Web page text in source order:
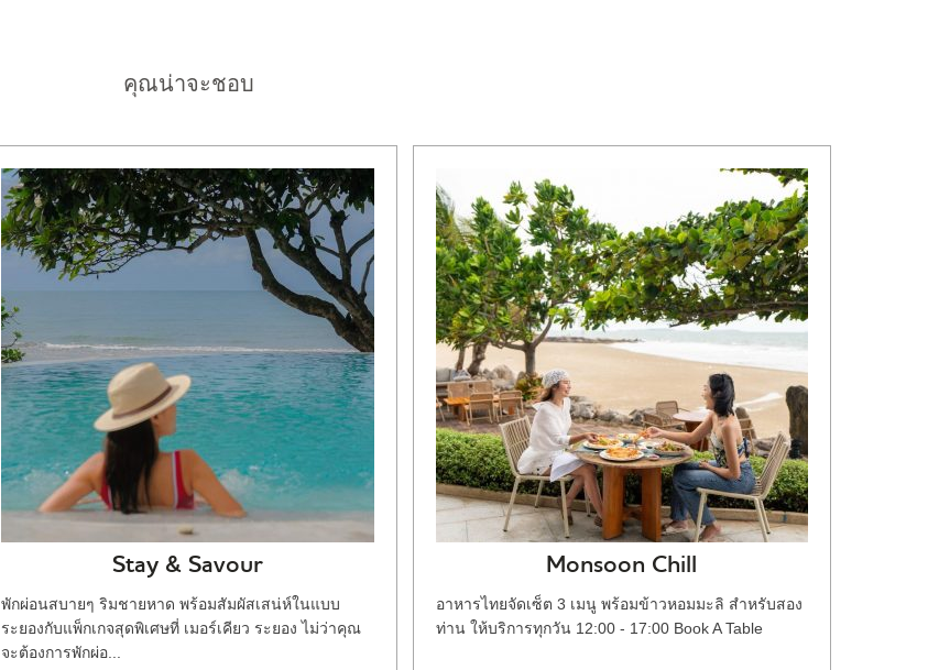
คุณน่าจะชอบ
Stay & Savour
พักผ่อนสบายๆ ริมชายหาด พร้อมสัมผัสเสน่ห์ในแบบ
ระยองกับแพ็กเกจสุดพิเศษที่ เมอร์เคียว ระยอง ไม่ว่าคุณ
จะต้องการพักผ่อ...
Monsoon Chill
อาหารไทยจัดเซ็ต 3 เมนู พร้อมข้าวหอมมะลิ สำหรับสอง
ท่าน ให้บริการทุกวัน 12:00 - 17:00 Book A Table